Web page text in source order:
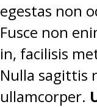
egestas non
Fusce non
in, facilisis
Nulla sagittis
ullamcorper.